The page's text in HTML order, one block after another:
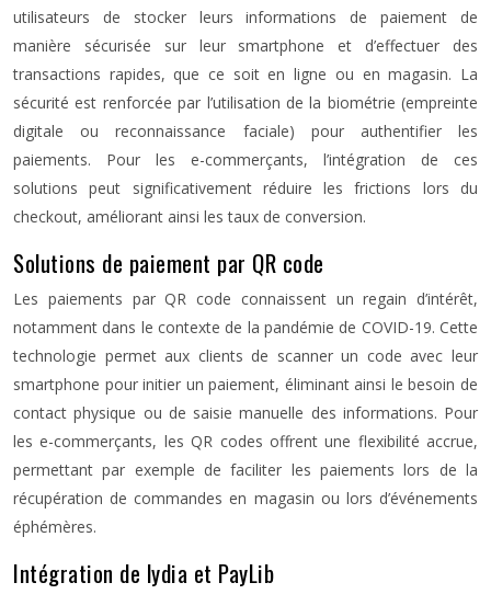
utilisateurs de stocker leurs informations de paiement de
manière sécurisée sur leur smartphone et d’effectuer des
transactions rapides, que ce soit en ligne ou en magasin. La
sécurité est renforcée par l’utilisation de la biométrie (empreinte
digitale ou reconnaissance faciale) pour authentifier les
paiements. Pour les e-commerçants, l’intégration de ces
solutions peut significativement réduire les frictions lors du
checkout, améliorant ainsi les taux de conversion.
Solutions de paiement par QR code
Les paiements par QR code connaissent un regain d’intérêt,
notamment dans le contexte de la pandémie de COVID-19. Cette
technologie permet aux clients de scanner un code avec leur
smartphone pour initier un paiement, éliminant ainsi le besoin de
contact physique ou de saisie manuelle des informations. Pour
les e-commerçants, les QR codes offrent une flexibilité accrue,
permettant par exemple de faciliter les paiements lors de la
récupération de commandes en magasin ou lors d’événements
éphémères.
Intégration de lydia et PayLib